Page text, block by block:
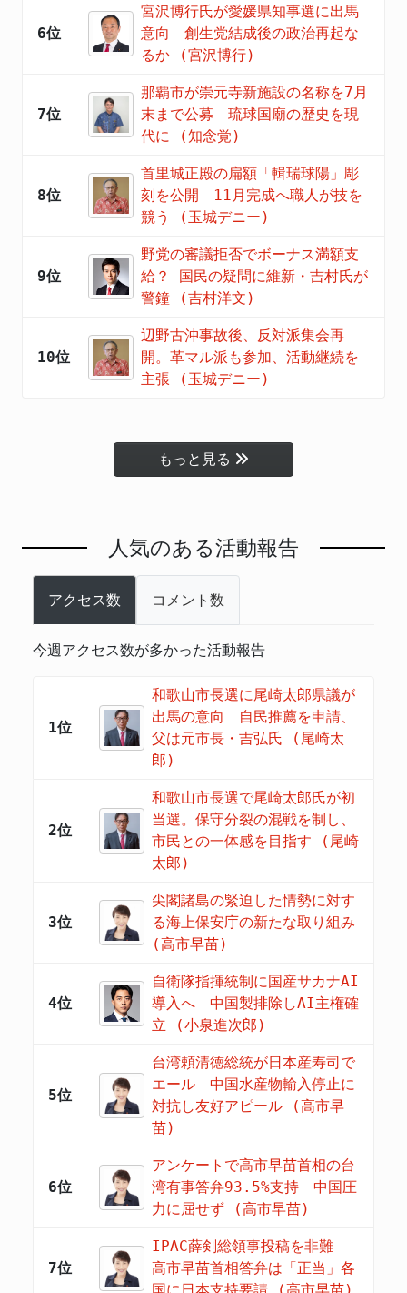
6位
宮沢博行氏が愛媛県知事選に出馬
意向 創生党結成後の政治再起な
るか (宮沢博行)
7位
那覇市が崇元寺新施設の名称を7月
末まで公募 琉球国廟の歴史を現
代に (知念覚)
8位
首里城正殿の扁額「輯瑞球陽」彫
刻を公開 11月完成へ職人が技を
競う (玉城デニー)
9位
野党の審議拒否でボーナス満額支
給？ 国民の疑問に維新・吉村氏が
警鐘 (吉村洋文)
10位
辺野古沖事故後、反対派集会再
開。革マル派も参加、活動継続を
主張 (玉城デニー)
もっと見る
人気のある活動報告
アクセス数 コメント数
今週アクセス数が多かった活動報告
1位
和歌山市長選に尾崎太郎県議が
出馬の意向 自民推薦を申請、
父は元市長・吉弘氏 (尾崎太
郎)
2位
和歌山市長選で尾崎太郎氏が初
当選。保守分裂の混戦を制し、
市民との一体感を目指す (尾崎
太郎)
3位
尖閣諸島の緊迫した情勢に対す
る海上保安庁の新たな取り組み
(高市早苗)
4位
自衛隊指揮統制に国産サカナAI
導入へ 中国製排除しAI主権確
立 (小泉進次郎)
5位
台湾頼清徳総統が日本産寿司で
エール 中国水産物輸入停止に
対抗し友好アピール (高市早
苗)
6位
アンケートで高市早苗首相の台
湾有事答弁93.5%支持 中国圧
力に屈せず (高市早苗)
7位
IPAC薛剣総領事投稿を非難
高市早苗首相答弁は「正当」各